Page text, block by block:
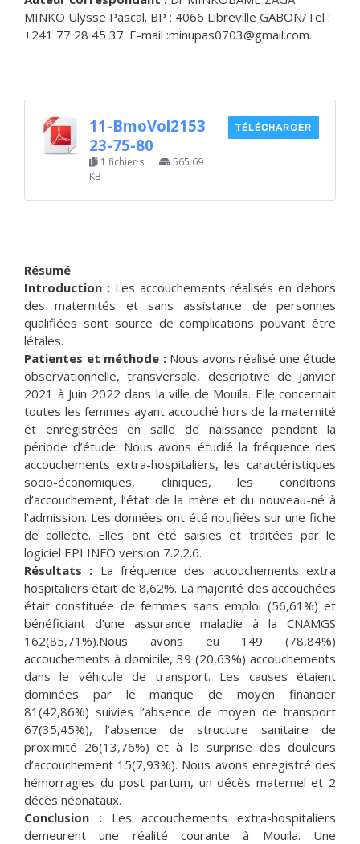
MINKO Ulysse Pascal. BP : 4066 Libreville GABON/Tel :
+241 77 28 45 37. E-mail :minupas0703@gmail.com.
11-BmoVol2153
23-75-80
1 fichier·s
565.69
KB
TÉLÉCHARGER
Résumé
Introduction :Les accouchements réalisés en dehors
des maternités et sans assistance de personnes
qualifiées sont source de complications pouvant être
létales.
Patientes et méthode :Nous avons réalisé une étude
observationnelle, transversale, descriptive de Janvier
2021 à Juin 2022 dans la ville de Mouila. Elle concernait
toutes les femmes ayant accouché hors de la maternité
et enregistrées en salle de naissance pendant la
période d’étude. Nous avons étudié la fréquence des
accouchements extra-hospitaliers, les caractéristiques
socio-économiques, cliniques, les conditions
d’accouchement, l’état de la mère et du nouveau-né à
l’admission. Les données ont été notifiées sur une fiche
de collecte. Elles ont été saisies et traitées par le
logiciel EPI INFO version 7.2.2.6.
Résultats : La fréquence des accouchements extra
hospitaliers était de 8,62%. La majorité des accouchées
était constituée de femmes sans emploi (56,61%) et
bénéficiant d’une assurance maladie à la CNAMGS
162(85,71%).Nous avons eu 149 (78,84%)
accouchements à domicile, 39 (20,63%) accouchements
dans le véhicule de transport. Les causes étaient
dominées par le manque de moyen financier
81(42,86%) suivies l’absence de moyen de transport
67(35,45%), l’absence de structure sanitaire de
proximité 26(13,76%) et à la surprise des douleurs
d’accouchement 15(7,93%). Nous avons enregistré des
hémorragies du post partum, un décès maternel et 2
décès néonataux.
Conclusion : Les accouchements extra-hospitaliers
demeurent une réalité courante à Mouila. Une